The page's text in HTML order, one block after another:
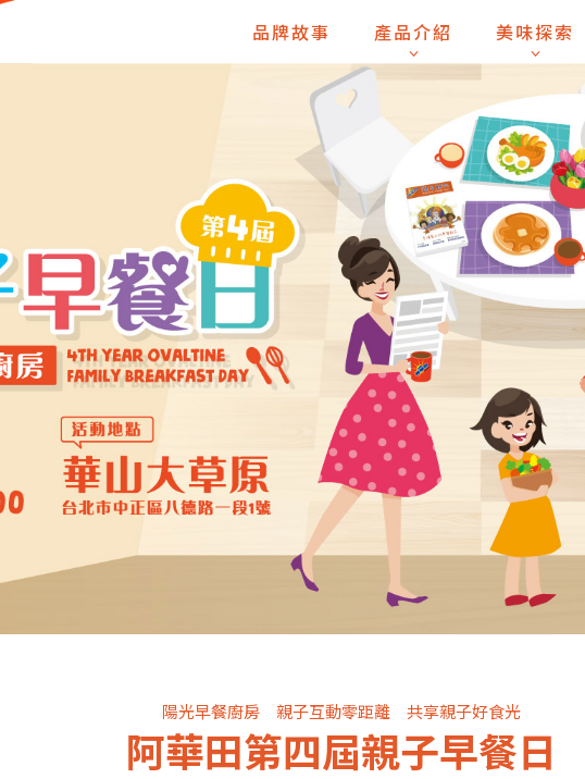
品牌故事 產品介紹 美味探索
陽光早餐廚房 親子互動零距離 共享親子好食光
阿華田第四屆親子早餐日